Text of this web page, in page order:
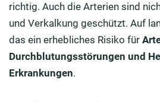
richtig. Auch die Arterien sind
und Verkalkung geschützt. Auf
das ein erhebliches Risiko für
Durchblutungsstörungen und
Erkrankungen.